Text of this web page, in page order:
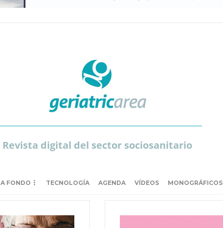
Revista digital del sector sociosanitario
A FONDO TECNOLOGÍA AGENDA VÍDEOS MONOGRÁFICOS